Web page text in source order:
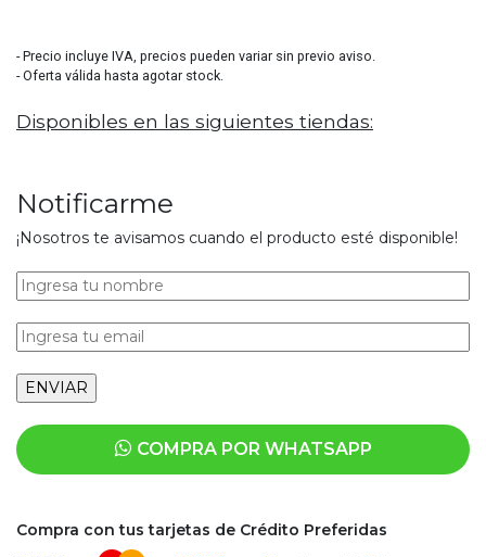
- Precio incluye IVA, precios pueden variar sin previo aviso.
- Oferta válida hasta agotar stock.
Disponibles en las siguientes tiendas:
Notificarme
¡Nosotros te avisamos cuando el producto esté disponible!
COMPRA POR WHATSAPP
Compra con tus tarjetas de Crédito Preferidas